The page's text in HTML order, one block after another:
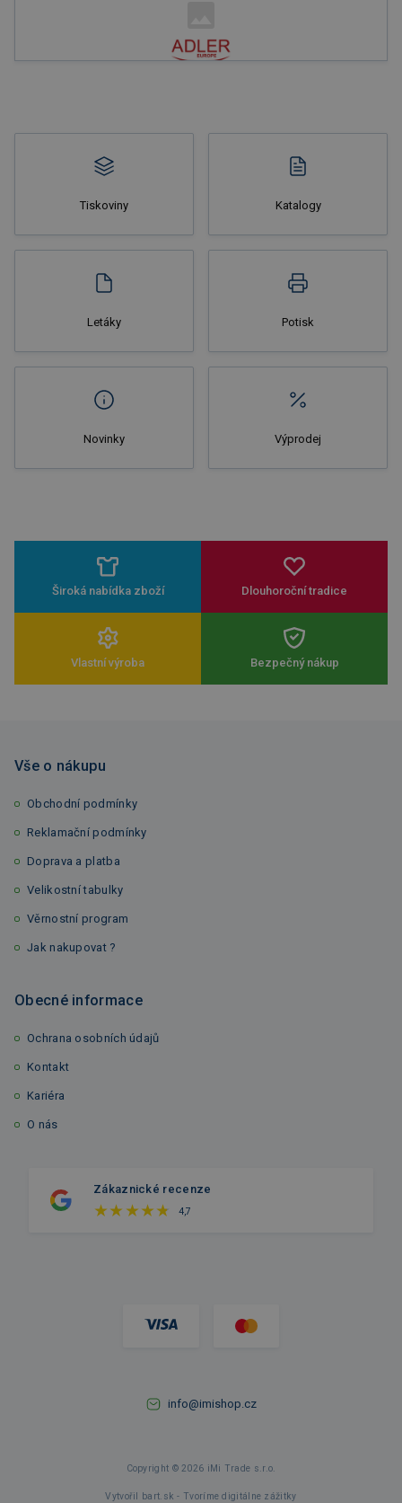
Tiskoviny Katalogy
Letáky Potisk
Novinky Výprodej
Široká nabídka zboží Dlouhoroční tradice
Vlastní výroba Bezpečný nákup
Vše o nákupu
Obchodní podmínky
Reklamační podmínky
Doprava a platba
Velikostní tabulky
Věrnostní program
Jak nakupovat ?
Obecné informace
Ochrana osobních údajů
Kontakt
Kariéra
O nás
Zákaznické recenze
4,7
info@imishop.cz
Copyright © 2026 iMi Trade s.r.o.
Vytvořil bart.sk - Tvoríme digitálne zážitky